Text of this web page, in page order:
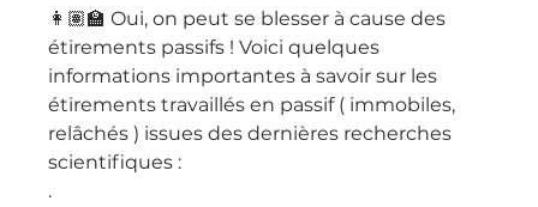
👩🏽‍🏫 Oui, on peut se blesser à cause des
étirements passifs ! Voici quelques
informations importantes à savoir sur les
étirements travaillés en passif ( immobiles,
relâchés ) issues des dernières recherches
scientifiques :
.